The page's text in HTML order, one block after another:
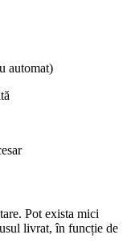
automat)
Pot exista mici
livrat, în funcție de